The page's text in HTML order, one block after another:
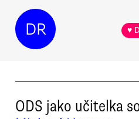
DR ♥
ODS jako učitelka